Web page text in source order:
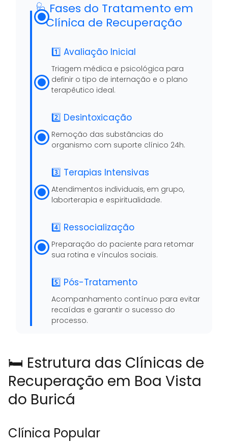
🩺 Fases do Tratamento em
Clínica de Recuperação
1️⃣ Avaliação Inicial
Triagem médica e psicológica para
definir o tipo de internação e o plano
terapêutico ideal.
2️⃣ Desintoxicação
Remoção das substâncias do
organismo com suporte clínico 24h.
3️⃣ Terapias Intensivas
Atendimentos individuais, em grupo,
laborterapia e espiritualidade.
4️⃣ Ressocialização
Preparação do paciente para retomar
sua rotina e vínculos sociais.
5️⃣ Pós-Tratamento
Acompanhamento contínuo para evitar
recaídas e garantir o sucesso do
processo.
🛏️ Estrutura das Clínicas de
Recuperação em Boa Vista
do Buricá
Clínica Popular